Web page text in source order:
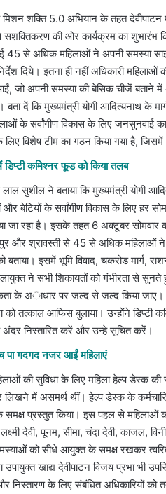
शक्ति 5.0 अभियान के तहत
सशक्तिकरण की ओर कार्यक्रम का शुभारंभ
45 से अधिक महिलाओं ने अपनी समस्या
दिये। इतना ही नहीं अधिकारी
जो अपनी समस्या की बेसिक चीजें बताने
बता दें कि मुख्यमंत्री योगी आदित्यनाथ के
के सर्वांगीण विकास के लिए जनसुनवाई
विशेष टीम का गठन किया गया है, जिसमें
कमिश्नर फूड को किया तलब
सुशील ने बताया कि मुख्यमंत्री योगी
बेटियों के सर्वांगीण विकास के लिए हर
जा रहा है। इसके तहत 6 अक्टूबर सोमवार
और श्रावस्ती से 45 से अधिक महिलाओं ने
इसमें भूमि विवाद, चकरोड मार्ग,
ने सभी शिकायतों को गंभीरता से सुनते हुए
के अाधार पर जल्द से जल्द किया
को तत्काल आफिस बुलाया। उन्होंने डिप्टी
निस्तारित करें और उन्हे सूचित करें।
पा गदगद नजर आईं महिलाएं
की सुविधा के लिए महिला हेल्प डेस्क
लिखने में असमर्थ थीं। हेल्प डेस्क के
समक्ष प्रस्तुत किया। इस पहल से महिलाओं
देवी, पूनम, सीमा, चंदा देवी, काजल,
को सीधे आयुक्त के समक्ष रखकर
उपायुक्त खाद्य देवीपाटन विजय प्रभा भी
के लिए संबंधित अधिकारियों को